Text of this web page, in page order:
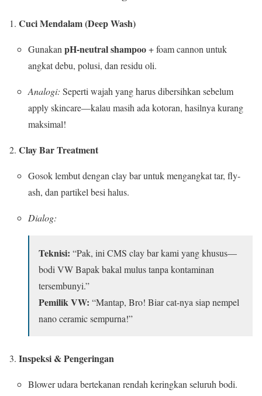
Cuci Mendalam (Deep Wash)
Gunakan pH-neutral shampoo+ foam cannon untuk
angkat debu, polusi, dan residu oli.
Analogi: Seperti wajah yang harus dibersihkan sebelum
apply skincare—kalau masih ada kotoran, hasilnya kurang
maksimal!
Clay Bar Treatment
Gosok lembut dengan clay bar untuk mengangkat tar, fly-
ash, dan partikel besi halus.
Dialog:
Teknisi: “Pak, ini CMS clay bar kami yang khusus—
bodi VW Bapak bakal mulus tanpa kontaminan
tersembunyi.”
Pemilik VW: “Mantap, Bro! Biar cat-nya siap nempel
nano ceramic sempurna!”
Inspeksi & Pengeringan
Blower udara bertekanan rendah keringkan seluruh bodi.